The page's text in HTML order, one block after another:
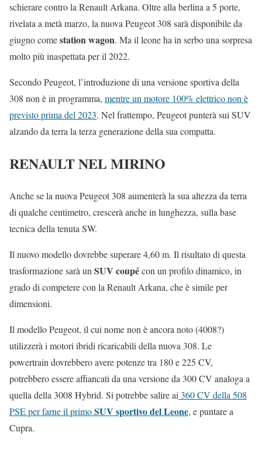
schierare contro la Renault Arkana. Oltre alla berlina a 5 porte,
rivelata a metà marzo, la nuova Peugeot 308 sarà disponibile da
giugno comestation wagon. Ma il leone ha in serbo una sorpresa
molto più inaspettata per il 2022.
Secondo Peugeot, l’introduzione di una versione sportiva della
308 non è in programma, mentre un motore 100% elettrico non è
previsto prima del 2023. Nel frattempo, Peugeot punterà sui SUV
alzando da terra la terza generazione della sua compatta.
RENAULT NEL MIRINO
Anche se la nuova Peugeot 308 aumenterà la sua altezza da terra
di qualche centimetro, crescerà anche in lunghezza, sulla base
tecnica della tenuta SW.
Il nuovo modello dovrebbe superare 4,60 m. Il risultato di questa
trasformazione sarà un SUV coupécon un profilo dinamico, in
grado di competere con la Renault Arkana, che è simile per
dimensioni.
Il modello Peugeot, il cui nome non è ancora noto (4008?)
utilizzerà i motori ibridi ricaricabili della nuova 308. Le
powertrain dovrebbero avere potenze tra 180 e 225 CV,
potrebbero essere affiancati da una versione da 300 CV analoga a
quella della 3008 Hybrid. Si potrebbe salire ai 360 CV della 508
PSE per farne il primoSUV sportivo del Leone, e puntare a
Cupra.